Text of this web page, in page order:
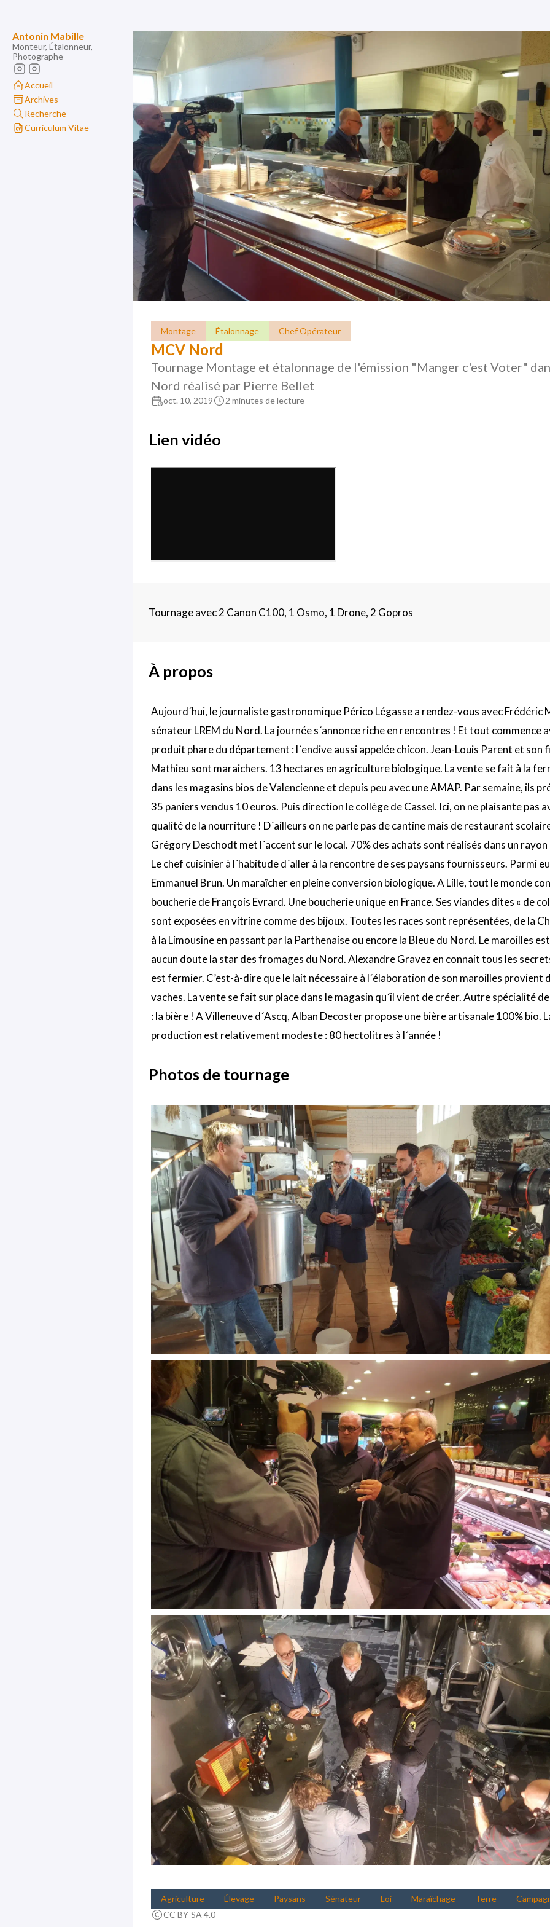
Antonin Mabille
Monteur, Étalonneur,
Photographe
Accueil
Archives
Recherche
Curriculum Vitae
Montage Étalonnage Chef Opérateur
MCV Nord
Tournage Montage et étalonnage de l'émission "Manger c'est Voter"
Nord réalisé par Pierre Bellet
oct. 10, 2019 2 minutes de lecture
Lien vidéo
Tournage avec 2 Canon C100, 1 Osmo, 1 Drone, 2 Gopros
À propos
Aujourd´hui, le journaliste gastronomique Périco Légasse a rendez-vous avec Frédéric
sénateur LREM du Nord. La journée s´annonce riche en rencontres ! Et tout commence
produit phare du département : l´endive aussi appelée chicon. Jean-Louis Parent et son
Mathieu sont maraichers. 13 hectares en agriculture biologique. La vente se fait à la
dans les magasins bios de Valencienne et depuis peu avec une AMAP. Par semaine, ils
35 paniers vendus 10 euros. Puis direction le collège de Cassel. Ici, on ne plaisante pas
qualité de la nourriture ! D´ailleurs on ne parle pas de cantine mais de restaurant
Grégory Deschodt met l´accent sur le local. 70% des achats sont réalisés dans un
Le chef cuisinier à l´habitude d´aller à la rencontre de ses paysans fournisseurs. Parmi
Emmanuel Brun. Un maraîcher en pleine conversion biologique. A Lille, tout le monde
boucherie de François Evrard. Une boucherie unique en France. Ses viandes dites « de
sont exposées en vitrine comme des bijoux. Toutes les races sont représentées, de la
à la Limousine en passant par la Parthenaise ou encore la Bleue du Nord. Le maroilles
aucun doute la star des fromages du Nord. Alexandre Gravez en connait tous les
est fermier. C’est-à-dire que le lait nécessaire à l´élaboration de son maroilles provient
vaches. La vente se fait sur place dans le magasin qu´il vient de créer. Autre spécialité
: la bière ! A Villeneuve d´Ascq, Alban Decoster propose une bière artisanale 100% bio.
production est relativement modeste : 80 hectolitres à l´année !
Photos de tournage
Agriculture Élevage Paysans Sénateur Loi Maraîchage Terre
CC BY-SA 4.0